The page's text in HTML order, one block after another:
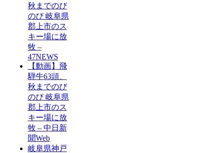
秋までのび
のび 岐阜県
郡上市のス
キー場に放
牧 –
47NEWS
【動画】飛
騨牛63頭、
秋までのび
のび 岐阜県
郡上市のス
キー場に放
牧 – 中日新
聞Web
岐阜県神戸